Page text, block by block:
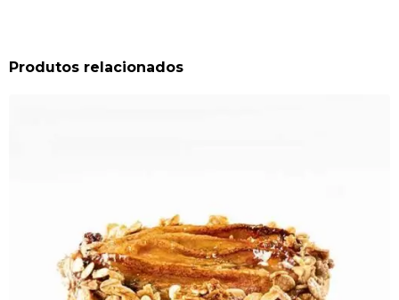
Produtos relacionados